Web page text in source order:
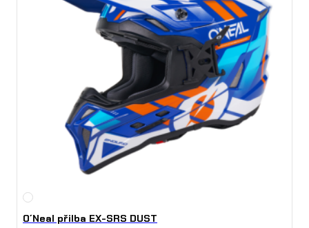
O´Neal přilba EX-SRS DUST